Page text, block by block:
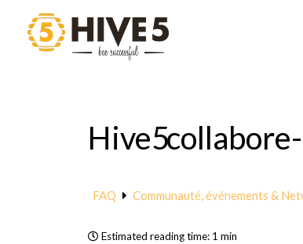
contenu
Hive5 collabore-
FAQ Communauté, événements &
Estimated reading time: 1 min